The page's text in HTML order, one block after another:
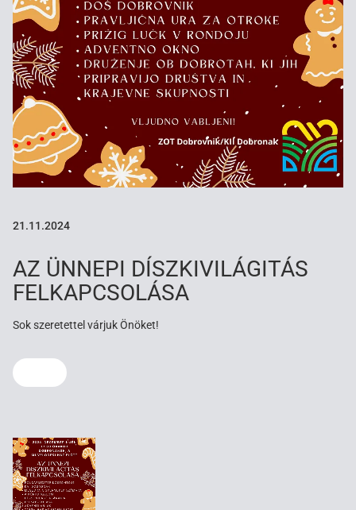
21.11.2024
AZ ÜNNEPI DÍSZKIVILÁGITÁS
FELKAPCSOLÁSA
Sok szeretettel várjuk Önöket!